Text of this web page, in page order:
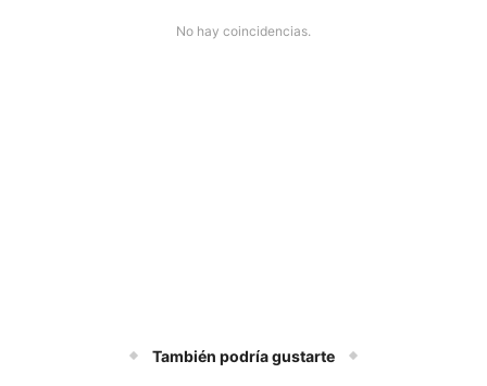
No hay coincidencias.
También podría gustarte